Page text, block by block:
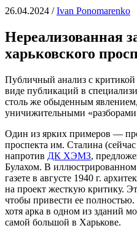
26.04.2024 /Іvan Ponomarenko
Нереализованная
харьковского
Публичный анализ с критикой
виде публикаций в
столь же обыденным
уничижительными
Один из ярких примеров —
проспекта им. Сталина
напротив ДК ХЭМЗ,
Булахом. В
газете в августе 1940 г.
на проект жесткую критику.
чтобы привести ее
хотя арка в одном из зданий
самой большой в Харькове.